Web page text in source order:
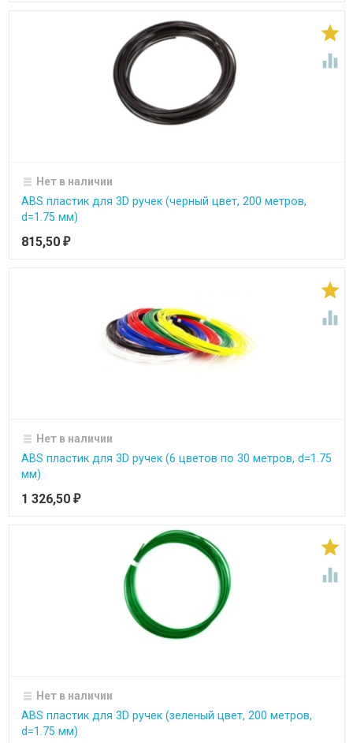


Нет в наличии
ABS пластик для 3D ручек (черный цвет, 200 метров,
d=1.75 мм)
815,50 ₽


Нет в наличии
ABS пластик для 3D ручек (6 цветов по 30 метров, d=1.75
мм)
1 326,50 ₽


Нет в наличии
ABS пластик для 3D ручек (зеленый цвет, 200 метров,
d=1.75 мм)